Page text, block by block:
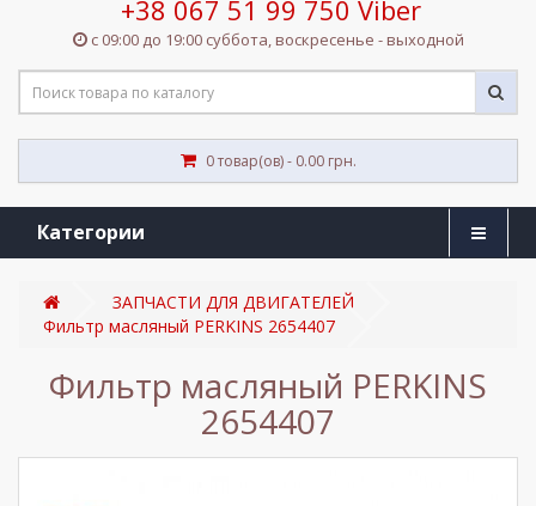
+38 067 51 99 750 Viber
с 09:00 до 19:00 суббота, воскресенье - выходной
0 товар(ов) - 0.00 грн.
Категории
ЗАПЧАСТИ ДЛЯ ДВИГАТЕЛЕЙ
Фильтр масляный PERKINS 2654407
Фильтр масляный PERKINS
2654407